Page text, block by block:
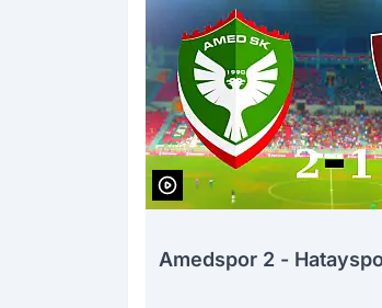
Amedspor 2 -